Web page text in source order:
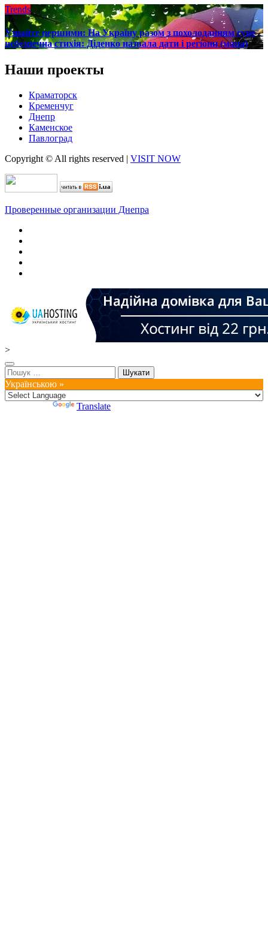
Trends
Узнайте першими: На Україну разом з похолоданням суне
небезпечна стихія: Діденко назвала дати і регіони (мапа)
Наши проекты
Краматорск
Кременчуг
Днепр
Каменское
Павлоград
Copyright © All rights reserved | VISIT NOW
Проверенные организации Днепра
>
Пошук:
Українською »
Translate